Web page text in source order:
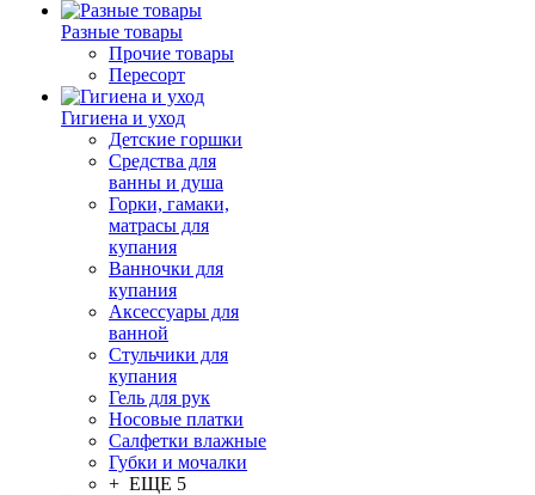
Разные товары
Прочие товары
Пересорт
Гигиена и уход
Детские горшки
Средства для
ванны и душа
Горки, гамаки,
матрасы для
купания
Ванночки для
купания
Аксессуары для
ванной
Стульчики для
купания
Гель для рук
Носовые платки
Салфетки влажные
Губки и мочалки
+ ЕЩЕ 5